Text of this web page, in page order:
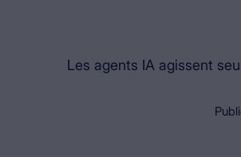
Les agents IA agissent